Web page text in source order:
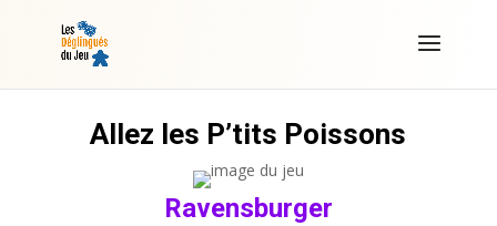
Allez les P’tits Poissons
Ravensburger